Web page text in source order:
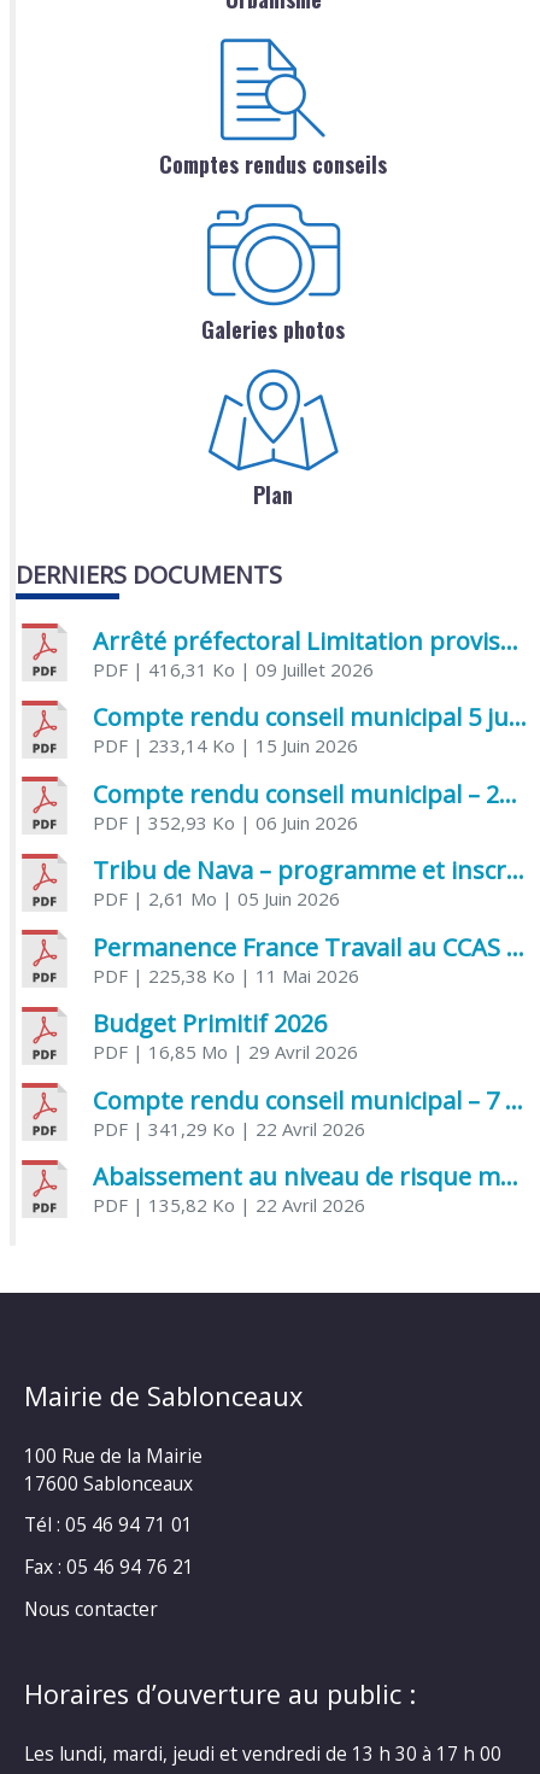
Comptes rendus conseils
Galeries photos
Plan
DERNIERS DOCUMENTS
Arrêté préfectoral Limitation provisoire des usages de l’eau
PDF| 416,31 Ko | 09 Juillet 2026
Compte rendu conseil municipal 5 juin 2026 sénatoriale
PDF| 233,14 Ko | 15 Juin 2026
Compte rendu conseil municipal – 21 avril 2026
PDF| 352,93 Ko | 06 Juin 2026
Tribu de Nava – programme et inscriptions été 2026
PDF| 2,61 Mo | 05 Juin 2026
Permanence France Travail au CCAS de Saujon Juin 2026
PDF| 225,38 Ko | 11 Mai 2026
Budget Primitif 2026
PDF| 16,85 Mo | 29 Avril 2026
Compte rendu conseil municipal – 7 avril 2026
PDF| 341,29 Ko | 22 Avril 2026
Abaissement au niveau de risque modéré de l’Influenza aviaire
PDF| 135,82 Ko | 22 Avril 2026
Mairie de Sablonceaux
100 Rue de la Mairie
17600 Sablonceaux
Tél : 05 46 94 71 01
Fax : 05 46 94 76 21
Nous contacter
Horaires d’ouverture au public :
Les lundi, mardi, jeudi et vendredi de 13 h 30 à 17 h 00